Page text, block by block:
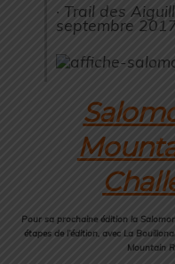
· Trail des
septembre
Pour sa prochaine édition la
étapes de l’édition, avec La
Mountain